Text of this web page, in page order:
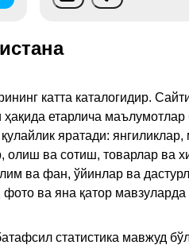
катта каталогидир.
етарлича
яратади:
ва сотиш, товарлар ва
ва фан, ўйинлар ва
ва яна қатор
статистика мавжуд